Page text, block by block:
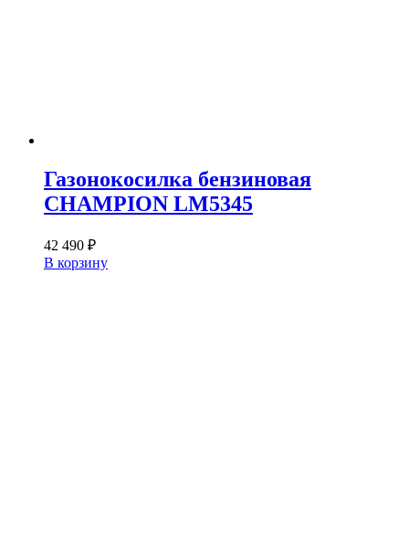
Газонокосилка бензиновая
CHAMPION LM5345
42 490 ₽
В корзину